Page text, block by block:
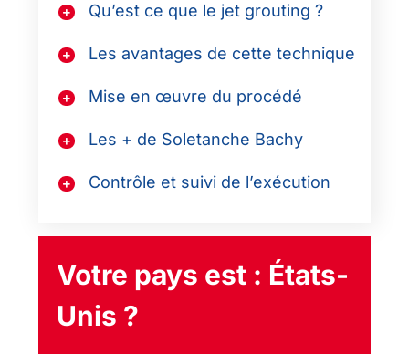
Qu’est ce que le jet grouting ?
Les avantages de cette technique
Mise en œuvre du procédé
Les + de Soletanche Bachy
Contrôle et suivi de l’exécution
Votre pays est : États-
Unis ?